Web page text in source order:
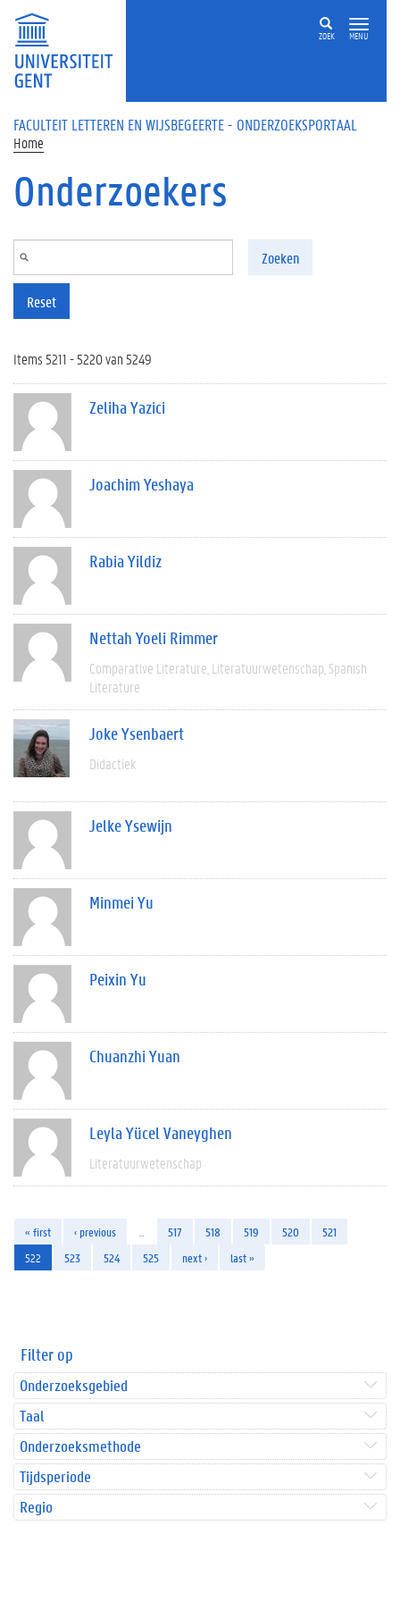
Overslaan en naar de inhoud gaan
ZOEK MENU
FACULTEIT LETTEREN EN WIJSBEGEERTE - ONDERZOEKSPORTAAL
Home
Onderzoekers
Zoeken
Reset
Items 5211 - 5220 van 5249
Zeliha Yazici
Joachim Yeshaya
Rabia Yildiz
Nettah Yoeli Rimmer
Comparative Literature Literatuurwetenschap Spanish
Literature
Joke Ysenbaert
Didactiek
Jelke Ysewijn
Minmei Yu
Peixin Yu
Chuanzhi Yuan
Leyla Yücel Vaneyghen
Literatuurwetenschap
« first ‹ previous 517 518 519 520
521
522
523 524 525 next › last »
Filter op
Onderzoeksgebied
Taal
Onderzoeksmethode
Tijdsperiode
Regio